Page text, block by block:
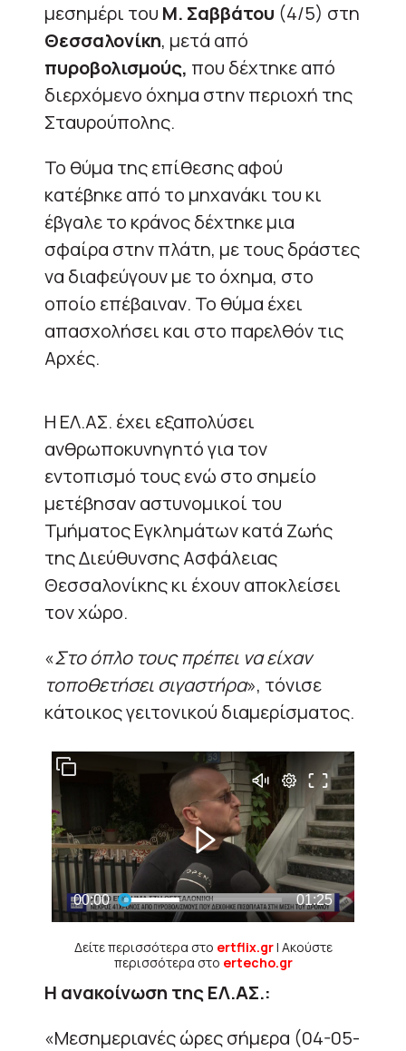
μεσημέρι του Μ. Σαββάτου (4/5) στη
Θεσσαλονίκη, μετά από
πυροβολισμούς, που δέχτηκε από
διερχόμενο όχημα στην περιοχή της
Σταυρούπολης.
Το θύμα της επίθεσης αφού
κατέβηκε από το μηχανάκι του κι
έβγαλε το κράνος δέχτηκε μια
σφαίρα στην πλάτη, με τους δράστες
να διαφεύγουν με το όχημα, στο
οποίο επέβαιναν. Το θύμα έχει
απασχολήσει και στο παρελθόν τις
Αρχές.
Η ΕΛ.ΑΣ. έχει εξαπολύσει
ανθρωποκυνηγητό για τον
εντοπισμό τους ενώ στο σημείο
μετέβησαν αστυνομικοί του
Τμήματος Εγκλημάτων κατά Ζωής
της Διεύθυνσης Ασφάλειας
Θεσσαλονίκης κι έχουν αποκλείσει
τον χώρο.
«Στο όπλο τους πρέπει να είχαν
τοποθετήσει σιγαστήρα», τόνισε
κάτοικος γειτονικού διαμερίσματος.
Δείτε περισσότερα στο ertflix.gr| Ακούστε
περισσότερα στο ertecho.gr
Η ανακοίνωση της ΕΛ.ΑΣ.:
«Μεσημεριανές ώρες σήμερα (04-05-